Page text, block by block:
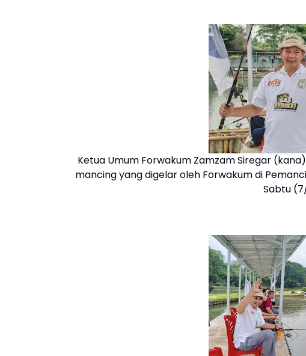
Ketua Umum Forwakum Zamzam Siregar
mancing yang digelar oleh Forwakum di
Sabtu